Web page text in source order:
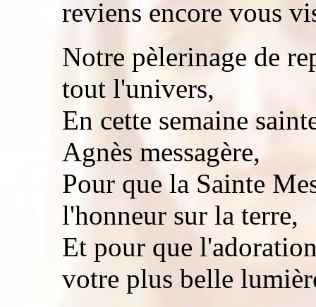
reviens encore vous
Notre pèlerinage de
tout l'univers,
En cette semaine
Agnès messagère,
Pour que la Sainte
l'honneur sur la terre,
Et pour que
votre plus belle